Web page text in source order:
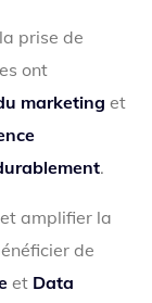
prise de
ont
marketing et
.
amplifier la
de
et Data